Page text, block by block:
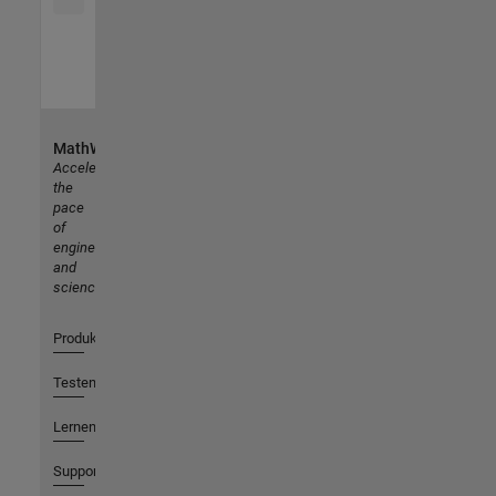
MathWorks
Accelerating
the
pace
of
engineering
and
science
Produkte
Testen oder Kaufen
Lernen
Support